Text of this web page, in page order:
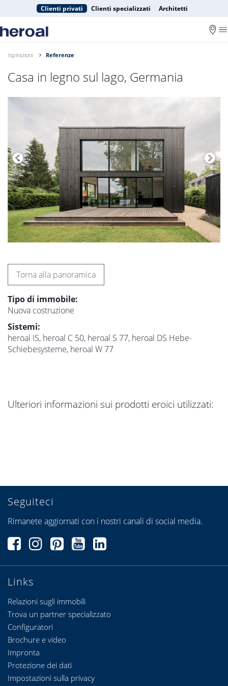
Clienti privati Clienti specializzati Architetti
Ispirazioni Referenze
Casa in legno sul lago, Germania
Torna alla panoramica
Tipo di immobile:
Nuova costruzione
Sistemi:
heroal IS, heroal C 50, heroal S 77, heroal DS Hebe-
Schiebesysteme, heroal W 77
Ulteriori informazioni sui prodotti eroici utilizzati:
Links
Relazioni sugli immobili
Trova un partner specializzato
Configuratori
Brochure e video
Seguiteci
Rimanete aggiornati con i nostri canali di social media.
Impronta
Protezione dei dati
Impostazioni sulla privacy